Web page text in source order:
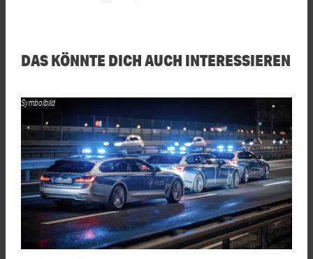
DAS KÖNNTE DICH AUCH INTERESSIEREN
Symbolbild